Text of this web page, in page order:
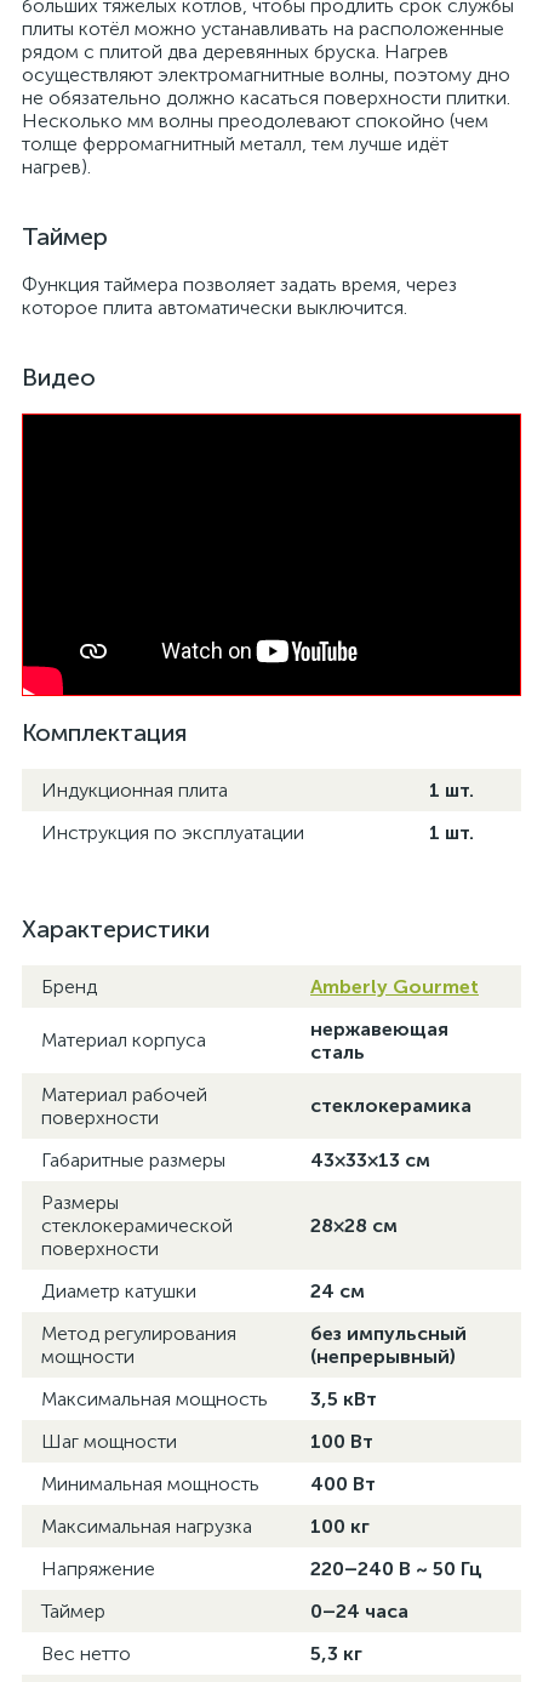
больших тяжёлых котлов, чтобы продлить срок службы
плиты котёл можно устанавливать на расположенные
рядом с плитой два деревянных бруска. Нагрев
осуществляют электромагнитные волны, поэтому дно
не обязательно должно касаться поверхности плитки.
Несколько мм волны преодолевают спокойно (чем
толще ферромагнитный металл, тем лучше идёт
нагрев).
Таймер
Функция таймера позволяет задать время, через
которое плита автоматически выключится.
Видео
Комплектация
Индукционная плита
1 шт.
Инструкция по эксплуатации
1 шт.
Характеристики
Бренд Amberly Gourmet
Материал корпуса
нержавеющая
сталь
Материал рабочей
поверхности
стеклокерамика
Габаритные размеры
43×33×13 см
Размеры
стеклокерамической
поверхности
28×28 см
Диаметр катушки
24 см
Метод регулирования
мощности
без импульсный
(непрерывный)
Максимальная мощность
3,5 кВт
Шаг мощности
100 Вт
Минимальная мощность
400 Вт
Максимальная нагрузка
100 кг
Напряжение
220–240 В ~ 50 Гц
Таймер
0–24 часа
Вес нетто
5,3 кг